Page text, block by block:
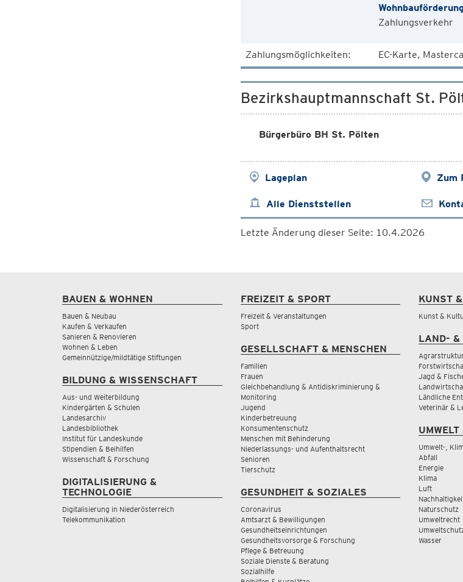
Wohnbauförderung
Zahlungsverkehr
Zahlungsmöglichkeiten: EC-Karte,
Bezirkshauptmannschaft St.
Bürgerbüro BH St. Pölten
Lageplan Zum
Alle Dienststellen
Letzte Änderung dieser Seite: 10.4.2026
BAUEN & WOHNEN
Bauen & Neubau
Kaufen & Verkaufen
Sanieren & Renovieren
Wohnen & Leben
Gemeinnützige/mildtätige Stiftungen
BILDUNG & WISSENSCHAFT
Aus- und Weiterbildung
Kindergärten & Schulen
Landesarchiv
Landesbibliothek
Institut für Landeskunde
Stipendien & Beihilfen
Wissenschaft & Forschung
DIGITALISIERUNG &
TECHNOLOGIE
Digitalisierung in Niederösterreich
Telekommunikation
FREIZEIT & SPORT
Freizeit & Veranstaltungen
Sport
GESELLSCHAFT & MENSCHEN
Familien
Frauen
Gleichbehandlung & Antidiskriminierung &
Monitoring
Jugend
Kinderbetreuung
Konsumentenschutz
Menschen mit Behinderung
Niederlassungs- und Aufenthaltsrecht
Senioren
Tierschutz
GESUNDHEIT & SOZIALES
Coronavirus
Amtsarzt & Bewilligungen
Gesundheitseinrichtungen
Gesundheitsvorsorge & Forschung
Pflege & Betreuung
Soziale Dienste & Beratung
Sozialhilfe
KUNST
Kunst &
LAND- &
Jagd &
Ländliche
Veterinär &
Umwelt-,
Abfall
Energie
Klima
Luft
Naturschutz
Umweltrecht
Wasser